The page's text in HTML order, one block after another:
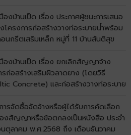
ระสงค์สามแยก ถึงบ้านนางสุพร) ตำบล
มืองขอนแก่น จังหวัดขอนแก่น ด้วยวิธี
กทรอนิกส์ (e-bidding)
องบ้านเป็ด เรื่อง ประกาศผู้ชนะการเสนอ
โครงการก่อสร้างวางท่อระบายน้ำพร้อม
นกรีตเสริมเหล็ก หมู่ที่ 11 บ้านสันติสุข
ดเลือก
มืองบ้านเป็ด เรื่อง ยกเลิกสัญญาจ้าง
ก่อสร้างเสริมผิวลาดยาง (โดยวิธี
Concrete) และก่อสร้างวางท่อระบาย
เมือง) รหัสทางหลวงท้องถิ่น
ทางหลวงหมายเลข 12 (บ้านโคกฟันโปง)
ายเลข 230 (ทางเลี่ยงเมือง) หมู่ที่ 4,21
ารจัดซื้อจัดจ้างหรือผู้ได้รับการคัดเลือก
งสัญญาหรือข้อตกลงเป็นหนังสือ ประจำ
นตุลาคม พ.ศ.2568 ถึง เดือนธันวาคม